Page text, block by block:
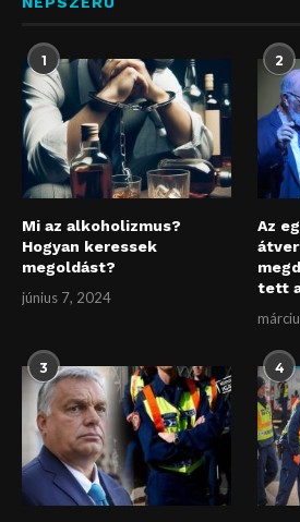
1
Mi az alkoholizmus?
Hogyan keressek
megoldást?
június 7, 2024
2
Az
tett
3 4